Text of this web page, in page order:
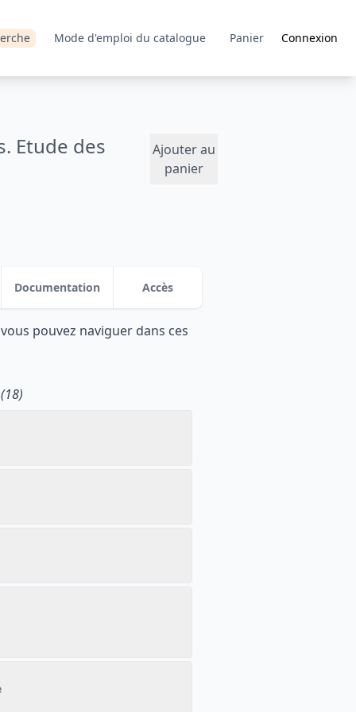
Mode d'emploi du catalogue Panier Connexion
Etude des
Ajouter au
panier
Documentation Accès
pouvez naviguer dans ces